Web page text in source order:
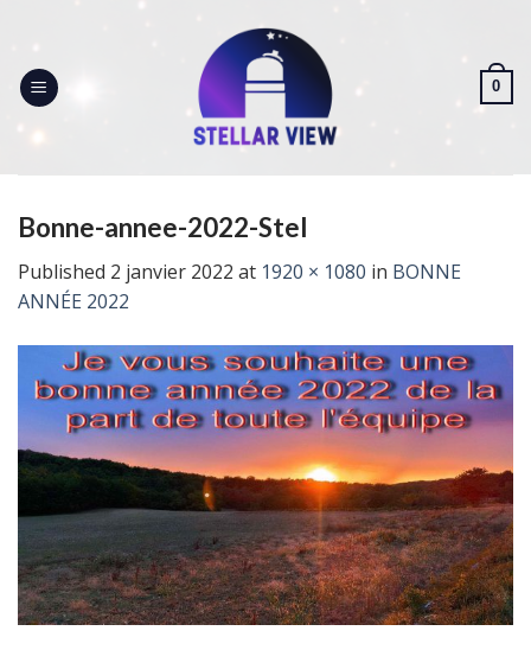
content
0
Bonne-annee-2022-Stel
Published 2 janvier 2022 at 1920 × 1080 in BONNE
ANNÉE 2022